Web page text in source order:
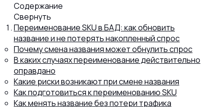
Каталог
Статьи
Содержание
Свернуть
Переименование SKU в БАД: как обновить
название и не потерять накопленный спрос
Почему смена названия может обнулить спрос
В каких случаях переименование действительно
оправдано
Какие риски возникают при смене названия
Как подготовиться к переименованию SKU
Как менять название без потери трафика